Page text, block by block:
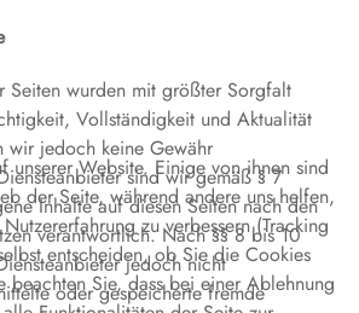
Seiten wurden mit größter Sorgfalt
Vollständigkeit und Aktualität
wir jedoch keine Gewähr
sind wir gemäß § 7
Inhalte auf diesen Seiten nach den
verantwortlich. Nach §§ 8 bis 10
jedoch nicht
oder gespeicherte fremde
unserer Website. Einige von ihnen sind
der Seite, während andere uns helfen,
zu verbessern (Tracking
entscheiden, ob Sie die Cookies
beachten Sie, dass bei einer Ablehnung